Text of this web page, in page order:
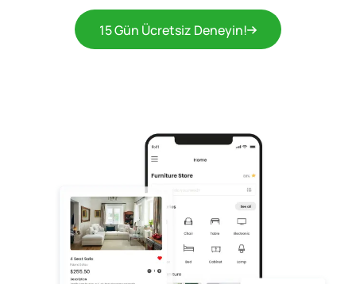
15 Gün Ücretsiz Deneyin!